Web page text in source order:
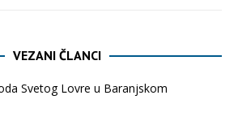
VEZANI ČLANCI
Svetog Lovre u Baranjskom